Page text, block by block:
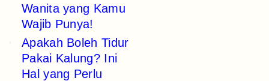
Wanita yang Kamu
Wajib Punya!
Apakah Boleh Tidur
Pakai Kalung? Ini
Hal yang Perlu